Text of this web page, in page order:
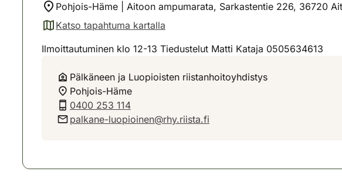
Pohjois-Häme | Aitoon ampumarata, Sarkastentie 226, 36720
Katso tapahtuma kartalla
(avautuu uuteen välilehteen)
Ilmoittautuminen klo 12-13 Tiedustelut Matti Kataja 0505634613
Pälkäneen ja Luopioisten riistanhoitoyhdistys
Pohjois-Häme
0400 253 114
palkane-luopioinen@rhy.riista.fi